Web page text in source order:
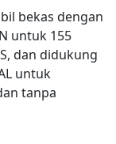
bekas dengan
untuk 155
dan didukung
untuk
tanpa